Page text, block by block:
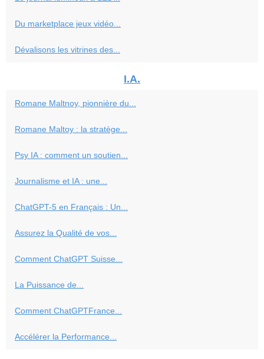
Du marketplace jeux vidéo...
Dévalisons les vitrines des...
I.A.
Romane Maltnoy, pionnière du...
Romane Maltoy : la stratège...
Psy IA : comment un soutien...
Journalisme et IA : une...
ChatGPT-5 en Français : Un...
Assurez la Qualité de vos...
Comment ChatGPT Suisse...
La Puissance de...
Comment ChatGPTFrance...
Accélérer la Performance...